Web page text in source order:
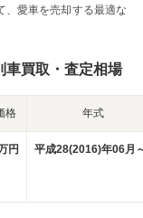
、愛車を売却する最適な
車買取・査定相場
格 年式
円
平成28(2016)年06月